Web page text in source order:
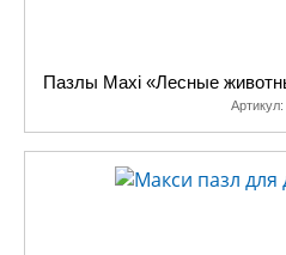
Пазлы Maxi «Лесные
Артикул: